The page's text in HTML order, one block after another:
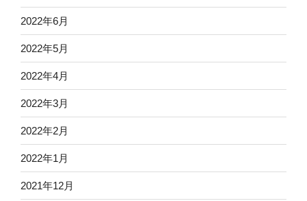
2022年6月
2022年5月
2022年4月
2022年3月
2022年2月
2022年1月
2021年12月